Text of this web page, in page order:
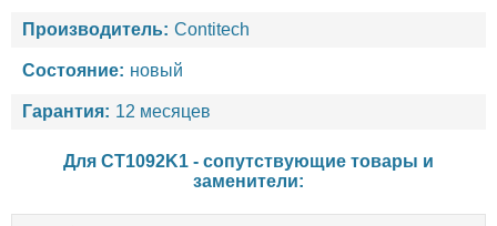
Производитель: Contitech
Состояние: новый
Гарантия: 12 месяцев
Для CT1092K1 - сопутствующие товары и
заменители: